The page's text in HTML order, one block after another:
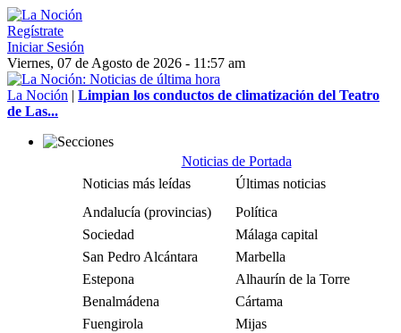
Regístrate
Iniciar Sesión
Viernes, 07 de Agosto de 2026 - 11:57 am
La Noción | Limpian los conductos de climatización del Teatro
de Las...
Noticias de Portada
Noticias más leídas
Últimas noticias
Andalucía (provincias)
Política
Sociedad
Málaga capital
San Pedro Alcántara
Marbella
Estepona
Alhaurín de la Torre
Benalmádena
Cártama
Fuengirola
Mijas